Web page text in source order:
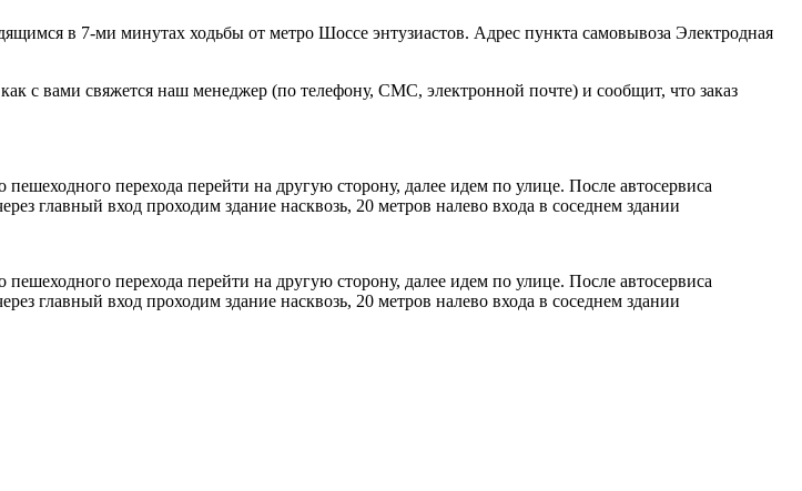
в 7-ми минутах ходьбы от метро Шоссе энтузиастов. Адрес пункта самовывоза Электродная
с вами свяжется наш менеджер (по телефону, СМС, электронной почте) и сообщит, что заказ
перехода перейти на другую сторону, далее идем по улице. После автосервиса
главный вход проходим здание насквозь, 20 метров налево входа в соседнем здании
перехода перейти на другую сторону, далее идем по улице. После автосервиса
главный вход проходим здание насквозь, 20 метров налево входа в соседнем здании